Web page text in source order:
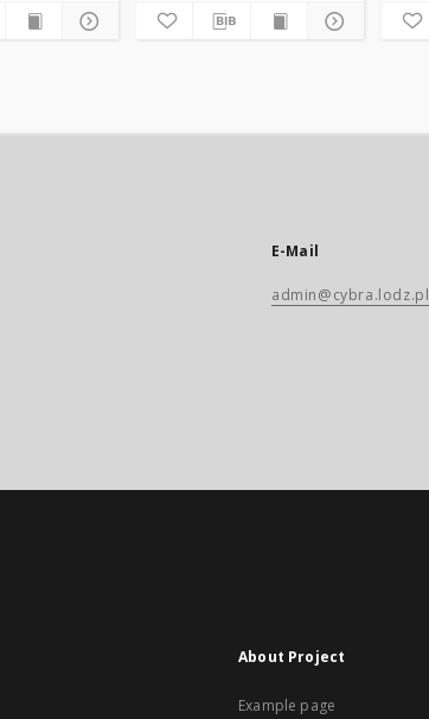
E-Mail
admin@cybra.lodz.pl
About Project
Example page